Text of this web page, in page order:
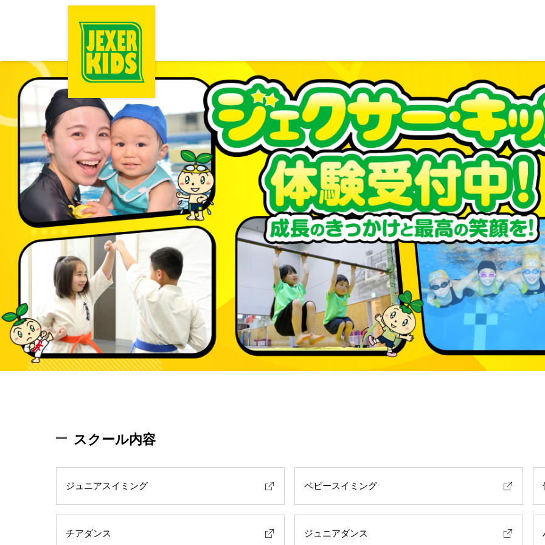
スクール内容
ジュニアスイミング ベビースイミング
チアダンス ジュニアダンス